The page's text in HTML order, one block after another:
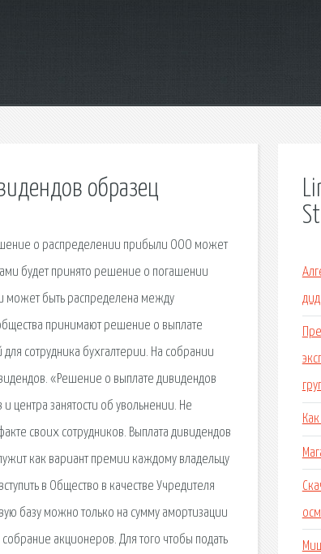
образец
о распределении прибыли ООО может
будет принято решение о погашении
может быть распределена между
принимают решение о выплате
сотрудника бухгалтерии. На собрании
«Решение о выплате дивидендов
центра занятости об увольнении. Не
своих сотрудников. Выплата дивидендов
как вариант премии каждому владельцу
в Общество в качестве Учредителя
базу можно только на сумму амортизации
акционеров. Для того чтобы подать